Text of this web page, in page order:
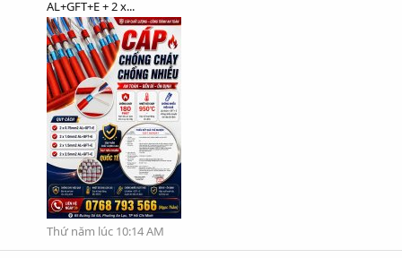
AL+GFT+E + 2 x...
Thứ năm lúc 10:14 AM